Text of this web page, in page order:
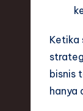
Ketika
bisnis
hanya